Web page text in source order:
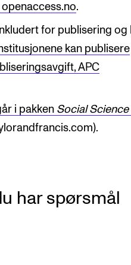
.
for publisering og
kan publisere
APC
i pakken Social Science
har spørsmål